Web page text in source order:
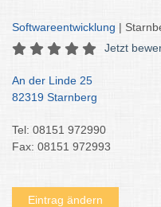
Softwareentwicklung |
Jetzt
An der Linde 25
82319 Starnberg
Tel: 08151 972990
Fax: 08151 972993
Eintrag ändern